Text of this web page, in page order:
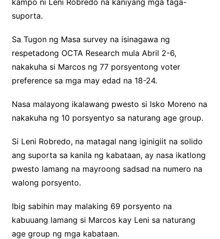
kampo ni Leni Robredo na kaniyang mga taga-
suporta.
Sa Tugon ng Masa survey na isinagawa ng
respetadong OCTA Research mula Abril 2-6,
nakakuha si Marcos ng 77 porsyentong voter
preference sa mga may edad na 18-24.
Nasa malayong ikalawang pwesto si Isko Moreno na
nakakuha ng 10 porsyentyo sa naturang age group.
Si Leni Robredo, na matagal nang iginigiit na solido
ang suporta sa kanila ng kabataan, ay nasa ikatlong
pwesto lamang na mayroong sadsad na numero na
walong porsyento.
Ibig sabihin may malaking 69 porsyento na
kabuuang lamang si Marcos kay Leni sa naturang
age group ng mga kabataan.